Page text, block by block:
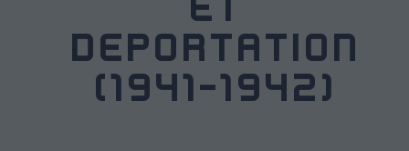
ET
DÉPORTATION
(1941-1942)